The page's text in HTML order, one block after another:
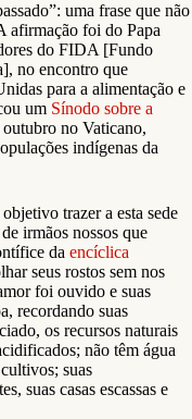
uma frase que não
afirmação foi do Papa
do FIDA [Fundo
no encontro que
para a alimentação e
um Sínodo sobre a
no Vaticano,
indígenas da
trazer a esta sede
irmãos nossos que
da encíclica
seus rostos sem nos
foi ouvido e suas
recordando suas
os recursos naturais
não têm água
suas
suas casas escassas e